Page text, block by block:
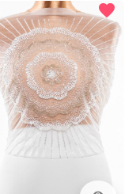
favorite